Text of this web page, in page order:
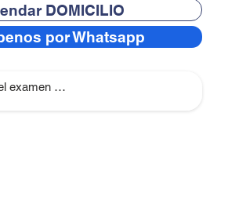
DOMICILIO
por Whatsapp